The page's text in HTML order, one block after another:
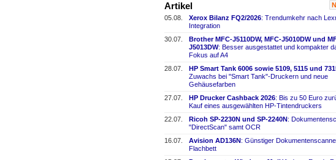
Artikel
05.08.
Xerox Bilanz FQ2/2026: Trendumkehr nach
Integration
30.07.
Brother MFC-​J5110DW, MFC-​J5010DW und
J5013DW: Besser ausgestattet und kompakter
Fokus auf A4
28.07.
HP Smart Tank 6006 sowie 5109, 5115 und
Zuwachs bei "Smart Tank"-​Druckern und neue
Gehäusefarben
27.07.
HP Drucker Cashback 2026: Bis zu 50 Euro
Kauf eines ausgewählten HP-​Tintendruckers
22.07.
Ricoh SP-​2230N und SP-​2240N:
"DirectScan" samt OCR
16.07.
Avision AD136N: Günstiger
Flachbett